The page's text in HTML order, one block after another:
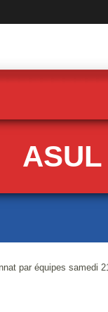
par équipes samedi